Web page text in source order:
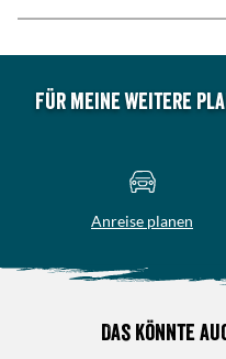
Für meine weitere
Anreise planen
Das könnte